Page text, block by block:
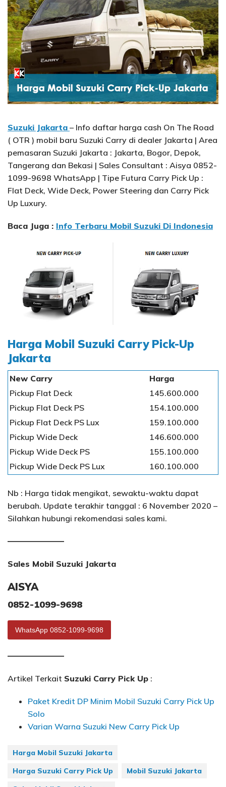
Suzuki Jakarta – Info daftar harga cash On The Road
( OTR ) mobil baru Suzuki Carry di dealer Jakarta | Area
pemasaran Suzuki Jakarta : Jakarta, Bogor, Depok,
Tangerang dan Bekasi | Sales Consultant : Aisya 0852-
1099-9698 WhatsApp | Tipe Futura Carry Pick Up :
Flat Deck, Wide Deck, Power Steering dan Carry Pick
Up Luxury.
Baca Juga : Info Terbaru Mobil Suzuki Di Indonesia
Harga Mobil Suzuki Carry Pick-Up
Jakarta
New Carry
Harga
Pickup Flat Deck
145.600.000
Pickup Flat Deck PS
154.100.000
Pickup Flat Deck PS Lux
159.100.000
Pickup Wide Deck
146.600.000
Pickup Wide Deck PS
155.100.000
Pickup Wide Deck PS Lux
160.100.000
Nb : Harga tidak mengikat, sewaktu-waktu dapat
berubah. Update terakhir tanggal : 6 November 2020 –
Silahkan hubungi rekomendasi sales kami.
———————
Sales Mobil Suzuki Jakarta
AISYA
0852-1099-9698
WhatsApp 0852-1099-9698
———————
Artikel Terkait Suzuki Carry Pick Up :
Paket Kredit DP Minim Mobil Suzuki Carry Pick Up
Solo
Varian Warna Suzuki New Carry Pick Up
Harga Mobil Suzuki Jakarta
Harga Suzuki Carry Pick Up
Mobil Suzuki Jakarta